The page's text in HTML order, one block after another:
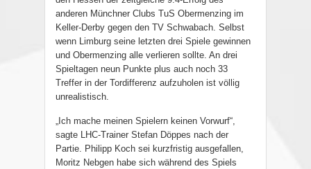
anderen Münchner Clubs TuS Obermenzing im
Keller-Derby gegen den TV Schwabach. Selbst
wenn Limburg seine letzten drei Spiele gewinnen
und Obermenzing alle verlieren sollte. An drei
Spieltagen neun Punkte plus auch noch 33
Treffer in der Tordifferenz aufzuholen ist völlig
unrealistisch.
„Ich mache meinen Spielern keinen Vorwurf“,
sagte LHC-Trainer Stefan Döppes nach der
Partie. Philipp Koch sei kurzfristig ausgefallen,
Moritz Nebgen habe sich während des Spiels